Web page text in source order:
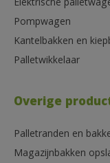
Pompwagen
Kantelbakken en
Palletwikkelaar
Overige
Palletranden en
Magazijnbakken